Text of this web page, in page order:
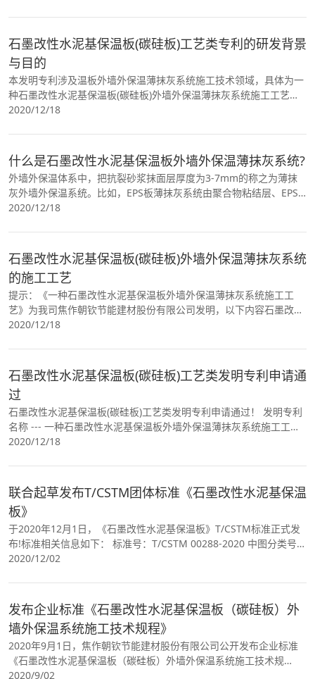
石墨改性水泥基保温板(碳硅板)工艺类专利的研发背景
与目的
本发明专利涉及温板外墙外保温薄抹灰系统施工技术领域，具体为一
种石墨改性水泥基保温板(碳硅板)外墙外保温薄抹灰系统施工工艺。
研发背景 随着我国人民生活水平的提高，人们对
2020/12/18
什么是石墨改性水泥基保温板外墙外保温薄抹灰系统?
外墙外保温体系中，把抗裂砂浆抹面层厚度为3-7mm的称之为薄抹
灰外墙外保温系统。比如，EPS板薄抹灰系统由聚合物粘结层、EPS
板保温层、抗裂砂浆薄抹面层和饰面涂层构成，EPS板用胶
2020/12/18
石墨改性水泥基保温板(碳硅板)外墙外保温薄抹灰系统
的施工工艺
提示：《一种石墨改性水泥基保温板外墙外保温薄抹灰系统施工工
艺》为我司焦作朝钦节能建材股份有限公司发明，以下内容石墨改性
水泥基保温板(碳硅板)外墙外保温薄抹灰系统的施
2020/12/18
石墨改性水泥基保温板(碳硅板)工艺类发明专利申请通
过
石墨改性水泥基保温板(碳硅板)工艺类发明专利申请通过！ 发明专利
名称 --- 一种石墨改性水泥基保温板外墙外保温薄抹灰系统施工工艺
申请号 CN202010886133.9 申请日 2020.08.28 公开（公告
2020/12/18
联合起草发布T/CSTM团体标准《石墨改性水泥基保温
板》
于2020年12月1日，《石墨改性水泥基保温板》T/CSTM标准正式发
布!标准相关信息如下： 标准号：T/CSTM 00288-2020 中图分类号：
Q14 ICS分类号：91.100.30 发布单位：焦作朝钦节能建材股份有限
2020/12/02
发布企业标准《石墨改性水泥基保温板（碳硅板）外
墙外保温系统施工技术规程》
2020年9月1日，焦作朝钦节能建材股份有限公司公开发布企业标准
《石墨改性水泥基保温板（碳硅板）外墙外保温系统施工技术规
程》。
2020/9/02